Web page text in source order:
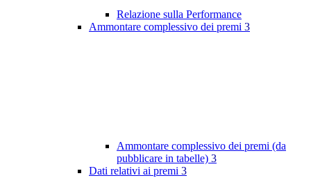
Relazione sulla Performance
Ammontare complessivo dei premi 3
Ammontare complessivo dei premi (da
pubblicare in tabelle) 3
Dati relativi ai premi 3